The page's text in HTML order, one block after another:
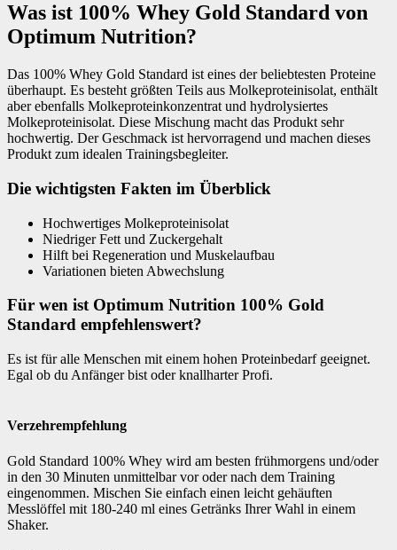
Was ist 100% Whey Gold Standard von
Optimum Nutrition?
Das 100% Whey Gold Standard ist eines der beliebtesten Proteine
überhaupt. Es besteht größten Teils aus Molkeproteinisolat, enthält
aber ebenfalls Molkeproteinkonzentrat und hydrolysiertes
Molkeproteinisolat. Diese Mischung macht das Produkt sehr
hochwertig. Der Geschmack ist hervorragend und machen dieses
Produkt zum idealen Trainingsbegleiter.
Die wichtigsten Fakten im Überblick
Hochwertiges Molkeproteinisolat
Niedriger Fett und Zuckergehalt
Hilft bei Regeneration und Muskelaufbau
Variationen bieten Abwechslung
Für wen ist Optimum Nutrition 100% Gold
Standard empfehlenswert?
Es ist für alle Menschen mit einem hohen Proteinbedarf geeignet.
Egal ob du Anfänger bist oder knallharter Profi.
Verzehrempfehlung
Gold Standard 100% Whey wird am besten frühmorgens und/oder
in den 30 Minuten unmittelbar vor oder nach dem Training
eingenommen. Mischen Sie einfach einen leicht gehäuften
Messlöffel mit 180-240 ml eines Getränks Ihrer Wahl in einem
Shaker.